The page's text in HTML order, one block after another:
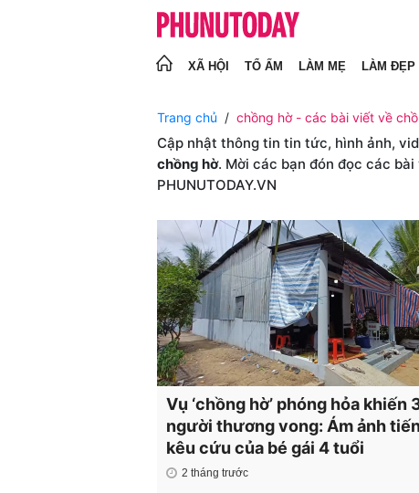
XÃ HỘI TỔ ẤM LÀM MẸ LÀM ĐẸP
Trang chủ chồng hờ - các bài viết về
Cập nhật thông tin tin tức, hình ảnh,
chồng hờ. Mời các bạn đón đọc các
PHUNUTODAY.VN
Vụ ‘chồng hờ’ phóng hỏa khiến
người thương vong: Ám ảnh
kêu cứu của bé gái 4 tuổi
2 tháng trước